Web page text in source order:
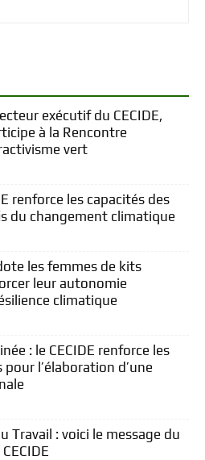
exécutif du CECIDE,
à la Rencontre
vert
renforce les capacités des
du changement climatique
les femmes de kits
leur autonomie
climatique
: le CECIDE renforce les
l’élaboration d’une
Travail : voici le message du